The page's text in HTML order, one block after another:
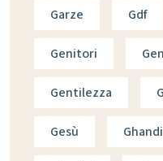
Garze Gdf
Genitori
Gentilezza
Gesù Ghandi